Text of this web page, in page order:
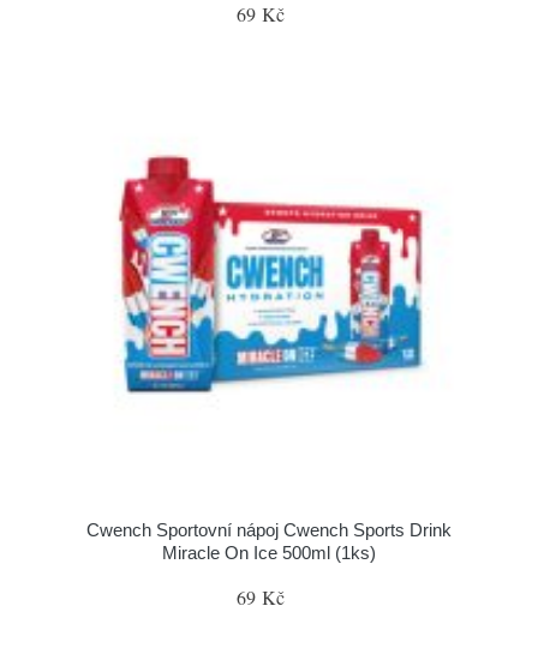
69 Kč
Cwench Sportovní nápoj Cwench Sports Drink
Miracle On Ice 500ml (1ks)
69 Kč